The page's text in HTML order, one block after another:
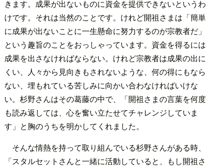
きます。成果が出ないものに資金を提供できないというわ
けです。それは当然のことです。けれど開祖さまは「簡単
に成果が出ないことに一生懸命に努力するのが宗教者だ」
という趣旨のことをおっしゃっています。資金を得るには
成果を出さなければならない。けれど宗教者は成果の出に
くい、人々から見向きもされないような、何の得にもなら
ない、埋もれている苦しみに向かい合わなければいけな
い。杉野さんはその葛藤の中で、「開祖さまの言葉を何度
も読み返しては、心を奮い立たせてチャレンジしていま
す」と胸のうちを明かしてくれました。
そんな情熱を持って取り組んでいる杉野さんがある時、
「スタルセットさんと一緒に活動していると、もし開祖さ